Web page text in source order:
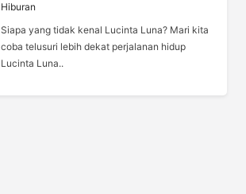
Hiburan
Siapa yang tidak kenal Lucinta Luna? Mari kita
coba telusuri lebih dekat perjalanan hidup
Lucinta Luna..